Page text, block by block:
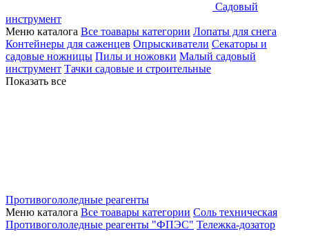
Садовый
инструмент
Меню каталога Все тоавары категории Лопаты для снега
Контейнеры для саженцев Опрыскиватели Секаторы и
садовые ножницы Пилы и ножовки Малый садовый
инструмент Тачки садовые и строительные
Показать все
Противогололедные реагенты
Меню каталога Все тоавары категории Соль техническая
Противогололедные реагенты "ФПЭС" Тележка-дозатор